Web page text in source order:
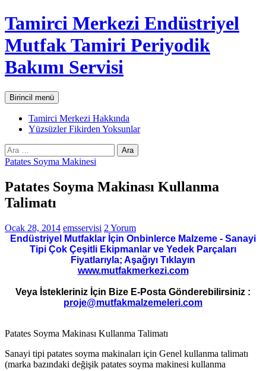
İçeriğe
atla
Tamirci Merkezi Endüstriyel
Mutfak Tamiri Periyodik
Bakımı Servisi
AraBirincil menü
Tamirci Merkezi Hakkında
Yüzsüzler Fikirden Yoksunlar
Arama:
Patates Soyma Makinesi
Patates Soyma Makinası Kullanma
Talimatı
Ocak 28, 2014 emsservisi 2 Yorum
Endüstriyel Mutfaklar İçin Onbinlerce Malzeme - Sanayi
Tipi Çok Çeşitli Ekipmanlar ve Yedek Parçaları
Fiyatlarıyla; Aşağıyı Tıklayın
www.mutfakmerkezi.com
Veya İstekleriniz İçin Bize E-Posta Gönderebilirsiniz :
proje@mutfakmalzemeleri.com
Patates Soyma Makinası Kullanma Talimatı
Sanayi tipi patates soyma makinaları için Genel kullanma talimatı
(marka bazındaki değişik patates soyma makinesi kullanma